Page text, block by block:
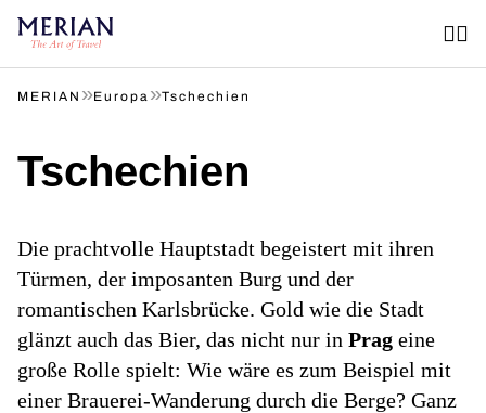
MERIAN »Europa »Tschechien
Tschechien
Die prachtvolle Hauptstadt begeistert mit ihren
Türmen, der imposanten Burg und der
romantischen Karlsbrücke. Gold wie die Stadt
glänzt auch das Bier, das nicht nur in Prag eine
große Rolle spielt: Wie wäre es zum Beispiel mit
einer Brauerei-Wanderung durch die Berge? Ganz